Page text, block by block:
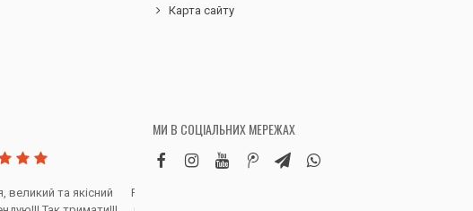
Карта сайту
великий та якісний
Робила замовлення дитячих вельветових
МИ В СОЦІАЛЬНИХ МЕРЕЖАХ